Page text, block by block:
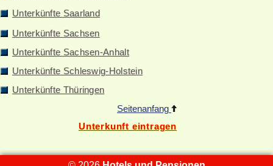
Unterkünfte Saarland
Unterkünfte Sachsen
Unterkünfte Sachsen-Anhalt
Unterkünfte Schleswig-Holstein
Unterkünfte Thüringen
Seitenanfang
Unterkunft eintragen